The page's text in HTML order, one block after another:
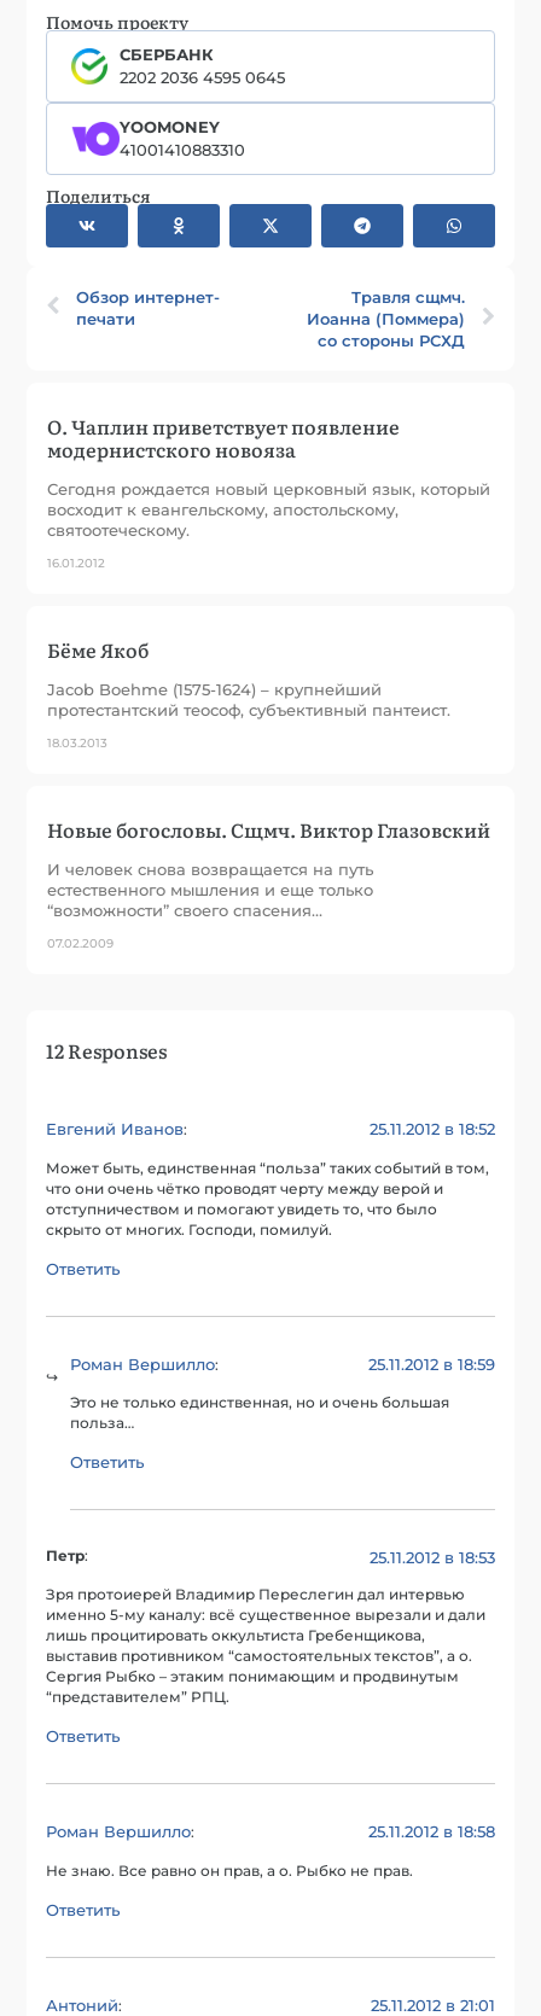
Помочь проекту
СБЕРБАНК
2202 2036 4595 0645
YOOMONEY
41001410883310
Поделиться
Обзор интернет-
печати
Травля сщмч.
Иоанна (Поммера)
со стороны РСХД
О. Чаплин приветствует появление
модернистского новояза
Сегодня рождается новый церковный язык, который
восходит к евангельскому, апостольскому,
святоотеческому.
16.01.2012
Бёме Якоб
Jacob Boehme (1575-1624) – крупнейший
протестантский теософ, субъективный пантеист.
18.03.2013
Новые богословы. Сщмч. Виктор Глазовский
И человек снова возвращается на путь
естественного мышления и еще только
“возможности” своего спасения…
07.02.2009
12 Responses
Евгений Иванов: 25.11.2012 в 18:52
Может быть, единственная “польза” таких событий в том,
что они очень чётко проводят черту между верой и
отступничеством и помогают увидеть то, что было
скрыто от многих. Господи, помилуй.
Ответить
Роман Вершилло: 25.11.2012 в 18:59
Это не только единственная, но и очень большая
польза…
Ответить
Петр: 25.11.2012 в 18:53
Зря протоиерей Владимир Переслегин дал интервью
именно 5-му каналу: всё существенное вырезали и дали
лишь процитировать оккультиста Гребенщикова,
выставив противником “самостоятельных текстов”, а о.
Сергия Рыбко – этаким понимающим и продвинутым
“представителем” РПЦ.
Ответить
Роман Вершилло: 25.11.2012 в 18:58
Не знаю. Все равно он прав, а о. Рыбко не прав.
Ответить
Антоний: 25.11.2012 в 21:01